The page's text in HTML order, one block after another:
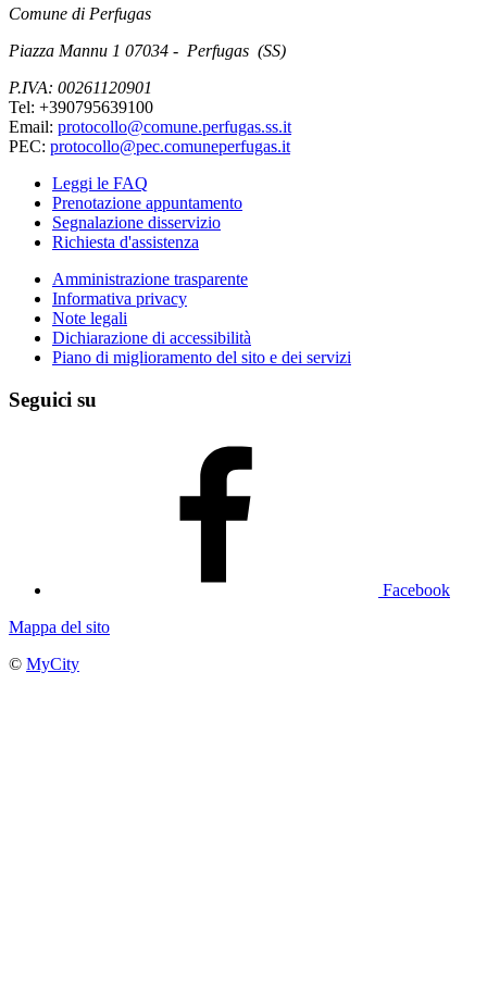
Comune di Perfugas
Piazza Mannu 1 07034 - Perfugas (SS)
P.IVA: 00261120901
Tel: +390795639100
Email: protocollo@comune.perfugas.ss.it
PEC: protocollo@pec.comuneperfugas.it
Leggi le FAQ
Prenotazione appuntamento
Segnalazione disservizio
Richiesta d'assistenza
Amministrazione trasparente
Informativa privacy
Note legali
Dichiarazione di accessibilità
Piano di miglioramento del sito e dei servizi
Seguici su
Facebook
Mappa del sito
© MyCity